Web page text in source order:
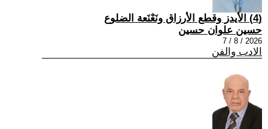
(4) الأيدز وقطع الأرزاق ونَعْنَعة الضلوع
حسين علوان حسين
2026 / 8 / 7
الادب والفن